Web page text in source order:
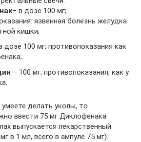
– в дозе 100 мг;
язвенная болезнь желудка
кишки;
дозе 100 мг; противопоказания как
– 100 мг; противопоказания, как у
делать уколы, то
ввести 75 мг Диклофенака
выпускается лекарственный
в 1 мл, всего в ампуле 75 мг).